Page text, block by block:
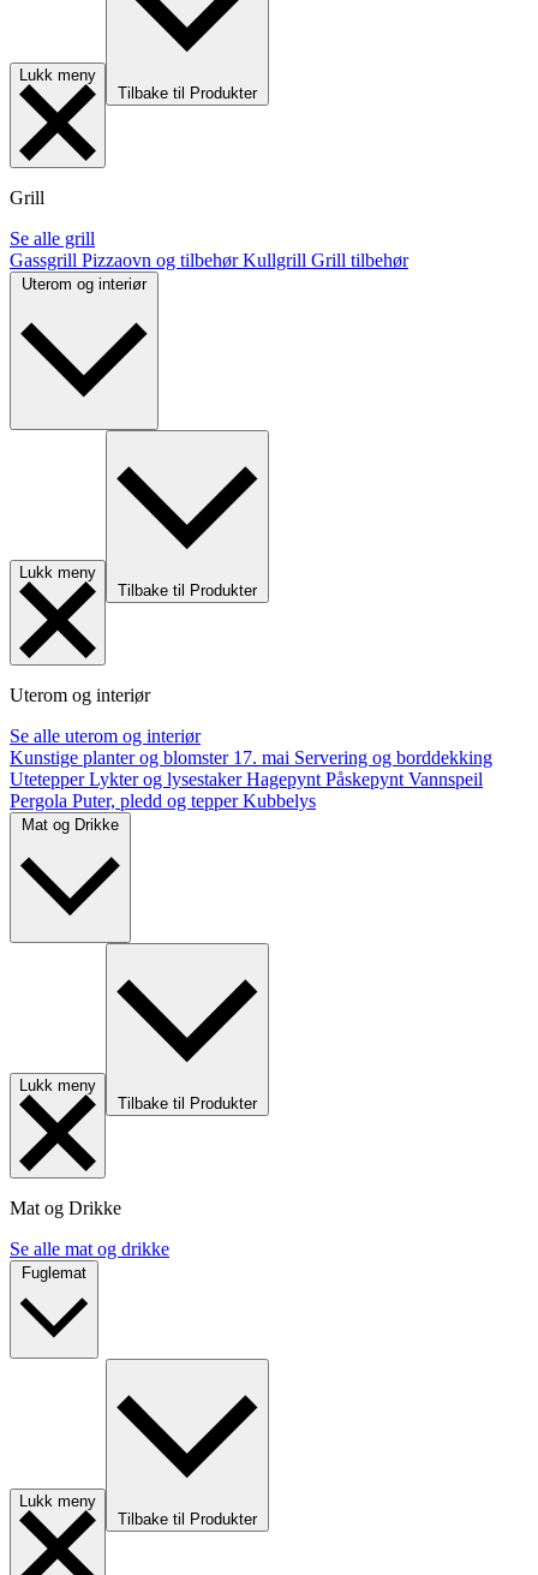
Lukk meny
Tilbake til Produkter
Grill
Se alle grill
Gassgrill Pizzaovn og tilbehørKullgrill Grill tilbehør
Uterom og interiør
Lukk meny
Tilbake til Produkter
Uterom og interiør
Se alle uterom og interiør
Kunstige planter og blomster 17. mai Servering og borddekking
UtetepperLykter og lysestakerHagepynt Påskepynt Vannspeil
Pergola Puter, pledd og tepperKubbelys
Lukk meny
Tilbake til Produkter
Mat og Drikke
Se alle mat og drikke
Lukk meny
Tilbake til Produkter